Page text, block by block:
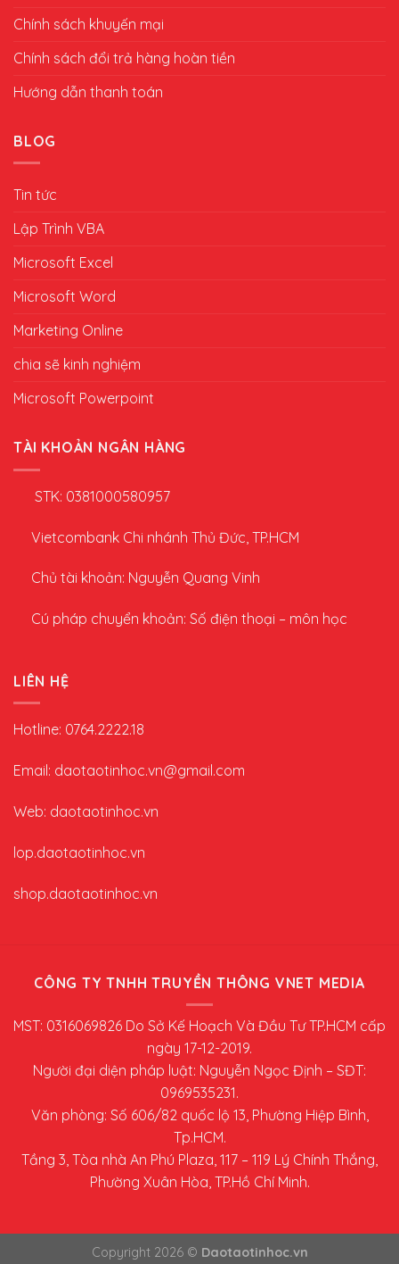
Chính sách khuyến mại
Chính sách đổi trả hàng hoàn tiền
Hướng dẫn thanh toán
BLOG
Tin tức
Lập Trình VBA
Microsoft Excel
Microsoft Word
Marketing Online
chia sẽ kinh nghiệm
Microsoft Powerpoint
TÀI KHOẢN NGÂN HÀNG
STK: 0381000580957
Vietcombank Chi nhánh Thủ Đức, TP.HCM
Chủ tài khoản: Nguyễn Quang Vinh
Cú pháp chuyển khoản: Số điện thoại – môn học
LIÊN HỆ
Hotline: 0764.2222.18
Email: daotaotinhoc.vn@gmail.com
Web: daotaotinhoc.vn
lop.daotaotinhoc.vn
shop.daotaotinhoc.vn
CÔNG TY TNHH TRUYỀN THÔNG VNET MEDIA
MST: 0316069826 Do Sở Kế Hoạch Và Đầu Tư TP.HCM cấp
ngày 17-12-2019.
Người đại diện pháp luật: Nguyễn Ngọc Định – SĐT:
0969535231.
Văn phòng: Số 606/82 quốc lộ 13, Phường Hiệp Bình,
Tp.HCM.
Tầng 3, Tòa nhà An Phú Plaza, 117 – 119 Lý Chính Thắng,
Phường Xuân Hòa, TP.Hồ Chí Minh.
Copyright 2026 © Daotaotinhoc.vn